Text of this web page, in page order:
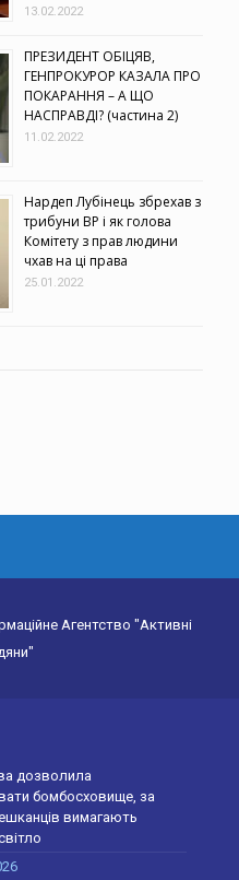
13.02.2022
ПРЕЗИДЕНТ ОБІЦЯВ,
ГЕНПРОКУРОР КАЗАЛА ПРО
ПОКАРАННЯ – А ЩО
НАСПРАВДІ? (частина 2)
11.02.2022
Нардеп Лубінець збрехав з
трибуни ВР і як голова
Комітету з прав людини
чхав на ці права
25.01.2022
Агентство "Активні
дозволила
бомбосховище, за
вимагають